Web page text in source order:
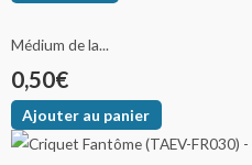
Médium de la...
0,50€
Ajouter au panier